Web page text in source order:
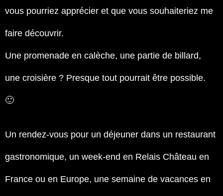
vous pourriez apprécier et que vous souhaiteriez me
faire découvrir.
Une promenade en calèche, une partie de billard,
une croisière ? Presque tout pourrait être possible.
🙂
Un rendez-vous pour un déjeuner dans un restaurant
gastronomique, un week-end en Relais Château en
France ou en Europe, une semaine de vacances en